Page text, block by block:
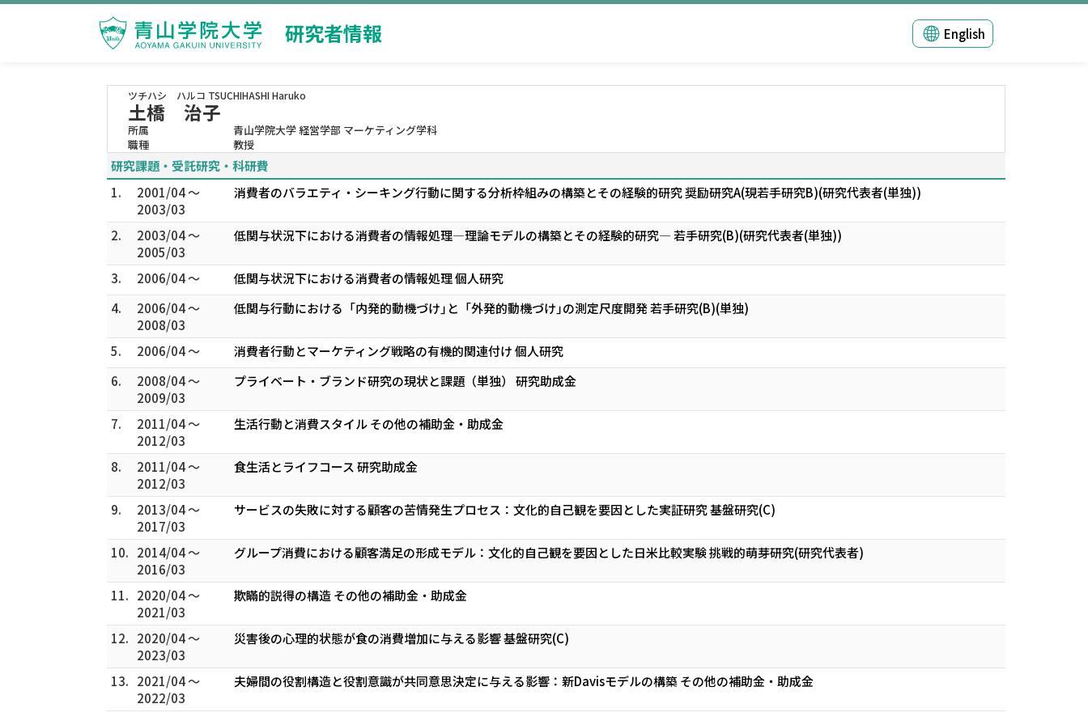
研究者情報 English
ツチハシ ハルコ TSUCHIHASHI Haruko
土橋 治子
所属
青山学院大学 経営学部 マーケティング学科
職種
教授
研究課題・受託研究・科研費
1.
2001/04 ～
2003/03
消費者のバラエティ・シーキング行動に関する分析枠組みの構築とその経験的研究 奨励研究A(現若手研究B)(研究代表者(単独))
2.
2003/04 ～
2005/03
低関与状況下における消費者の情報処理―理論モデルの構築とその経験的研究― 若手研究(B)(研究代表者(単独))
3. 2006/04 ～
低関与状況下における消費者の情報処理 個人研究
4.
2006/04 ～
2008/03
低関与行動における「内発的動機づけ｣と「外発的動機づけ｣の測定尺度開発 若手研究(B)(単独)
5. 2006/04 ～
消費者行動とマーケティング戦略の有機的関連付け 個人研究
6.
2008/04 ～
2009/03
プライベート・ブランド研究の現状と課題（単独） 研究助成金
7.
2011/04 ～
2012/03
生活行動と消費スタイル その他の補助金・助成金
8.
2011/04 ～
2012/03
食生活とライフコース 研究助成金
9.
2013/04 ～
2017/03
サービスの失敗に対する顧客の苦情発生プロセス：文化的自己観を要因とした実証研究 基盤研究(C)
10. 2014/04 ～
2016/03
グループ消費における顧客満足の形成モデル：文化的自己観を要因とした日米比較実験 挑戦的萌芽研究(研究代表者)
11. 2020/04 ～
2021/03
欺瞞的説得の構造 その他の補助金・助成金
12. 2020/04 ～
2023/03
災害後の心理的状態が食の消費増加に与える影響 基盤研究(C)
13. 2021/04 ～
2022/03
夫婦間の役割構造と役割意識が共同意思決定に与える影響：新Davisモデルの構築 その他の補助金・助成金